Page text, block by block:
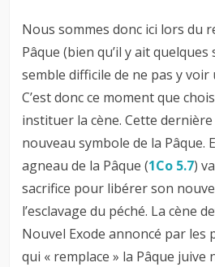
Nous sommes donc ici lors du
Pâque (bien qu’il y ait
semble difficile de ne pas y voir
C’est donc ce moment que
instituer la cène. Cette
nouveau symbole de la Pâque.
agneau de la Pâque (1Co 5.7)
sacrifice pour libérer son
l’esclavage du péché. La cène
Nouvel Exode annoncé par les
qui « remplace » la Pâque juive